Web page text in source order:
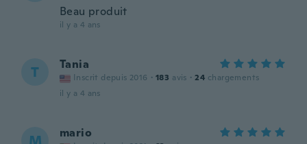
Beau produit
il y a 4 ans
T Tania
Inscrit depuis 2016 · 183 avis · 24 chargements
il y a 4 ans
mario